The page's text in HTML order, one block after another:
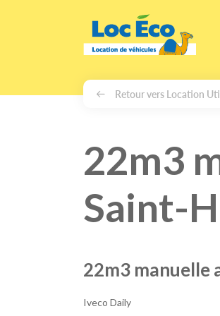
Retour vers Location
22m3
Saint-
22m3 manuelle
Iveco Daily